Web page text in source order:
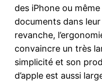
des iPhone ou
documents dans
revanche,
convaincre un très
simplicité et son
d’apple est aussi